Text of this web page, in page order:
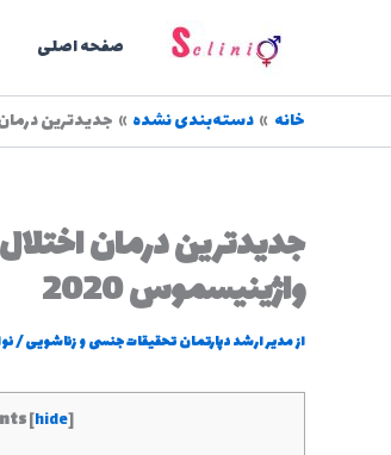
صفحه اصلی
خانه دسته‌بندی نشده جدیدترین
جدیدترین درمان
واژینیسموس 2020
ازمدیر ارشد دپارتمان تحقیقات جنسی و زناشویی/
[hide]